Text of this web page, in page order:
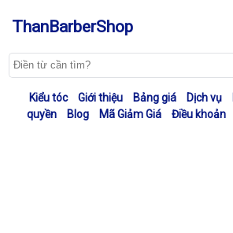
ThanBarberShop
Kiểu tóc Giới thiệu Bảng giá Dịch vụ
quyền
Blog Mã Giảm Giá Điều khoản